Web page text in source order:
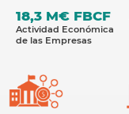
18,3 M€ FBCF
Actividad Económica
de las Empresas